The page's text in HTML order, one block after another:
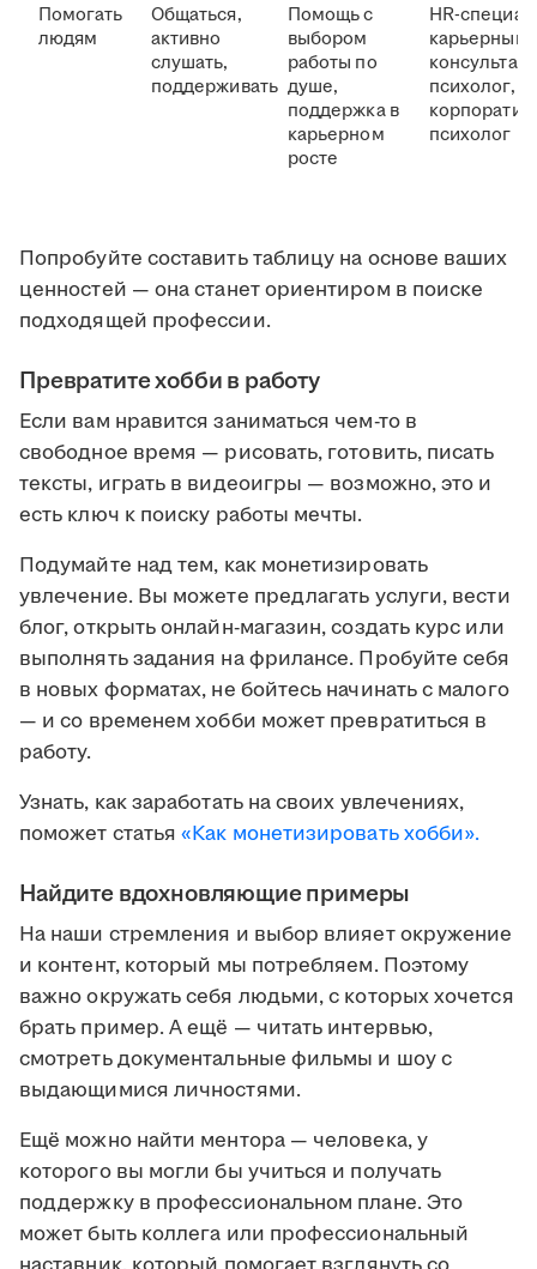
Помогать
людям
Общаться,
активно
слушать,
поддерживать
Помощь с
выбором
работы по
душе,
поддержка в
карьерном
росте
HR-
карьерный
психолог,
психолог
Попробуйте составить таблицу на основе ваших
ценностей — она станет ориентиром в поиске
подходящей профессии.
Превратите хобби в работу
Если вам нравится заниматься чем-то в
свободное время — рисовать, готовить, писать
тексты, играть в видеоигры — возможно, это и
есть ключ к поиску работы мечты.
Подумайте над тем, как монетизировать
увлечение. Вы можете предлагать услуги, вести
блог, открыть онлайн-магазин, создать курс или
выполнять задания на фрилансе. Пробуйте себя
в новых форматах, не бойтесь начинать с малого
— и со временем хобби может превратиться в
работу.
Узнать, как заработать на своих увлечениях,
поможет статья«Как монетизировать хобби».
Найдите вдохновляющие примеры
На наши стремления и выбор влияет окружение
и контент, который мы потребляем. Поэтому
важно окружать себя людьми, с которых хочется
брать пример. А ещё — читать интервью,
смотреть документальные фильмы и шоу с
выдающимися личностями.
Ещё можно найти ментора — человека, у
которого вы могли бы учиться и получать
поддержку в профессиональном плане. Это
может быть коллега или профессиональный